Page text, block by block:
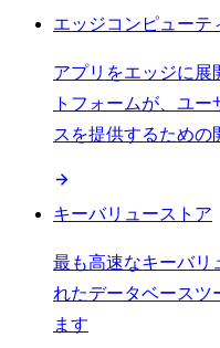
エッジコンピューテ
アプリをエッジに
トフォームが、ユ
スを提供するための
キーバリューストア
最も高速なキーバリ
れたデータベースツ
ます